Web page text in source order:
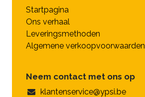
Startpagina
Ons verhaal
Leveringsmethoden
Algemene verkoopvoorwaarden
Neem contact met ons op
klantenservice@ypsi.be